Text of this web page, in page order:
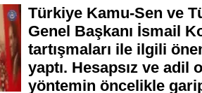
Türkiye Kamu-Sen ve
Genel Başkanı İsmail
tartışmaları ile ilgili
yaptı. Hesapsız ve adil
yöntemin öncelikle